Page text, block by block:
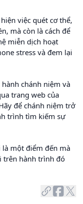
việc quét cơ thể,
mà còn là cách để
miễn dịch hoạt
stress và đem lại
chánh niệm và
trang web của
để chánh niệm trở
trình tìm kiếm sự
một điểm đến mà
trên hành trình đó